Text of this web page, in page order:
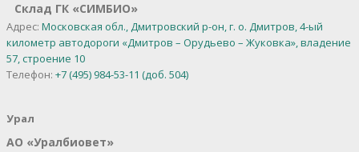
Склад ГК «СИМБИО»
Адрес: Московская обл., Дмитровский р-он, г. о. Дмитров, 4-ый
километр автодороги «Дмитров – Орудьево – Жуковка», владение
57, строение 10
Телефон: +7 (495) 984-53-11 (доб. 504)
Урал
АО «Уралбиовет»